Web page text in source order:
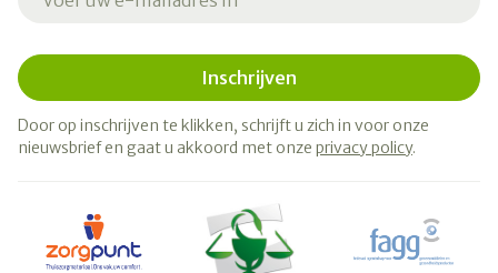
Inschrijven
Door op inschrijven te klikken, schrijft u zich in voor onze
nieuwsbrief en gaat u akkoord met onze privacy policy.